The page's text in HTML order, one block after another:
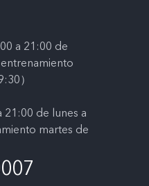
a 21:00 de
）
21:00 de lunes a
martes de